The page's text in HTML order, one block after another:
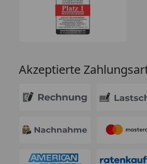
Akzeptierte